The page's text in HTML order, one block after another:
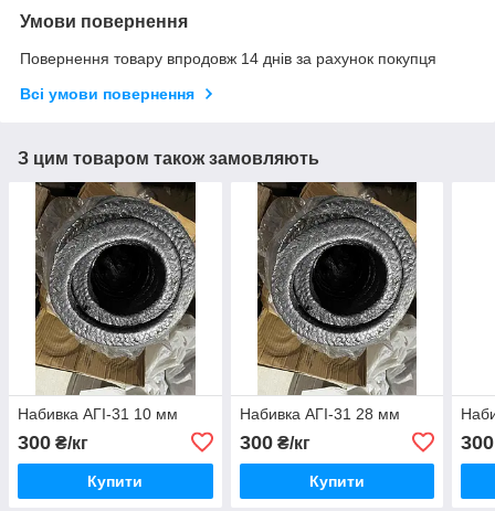
Умови повернення
Повернення товару впродовж 14 днів за рахунок покупця
Всі умови повернення
З цим товаром також замовляють
Набивка АГІ-31 10 мм
300 ₴/кг
Купити
Набивка АГІ-31 28 мм
300₴/кг
Купити
300